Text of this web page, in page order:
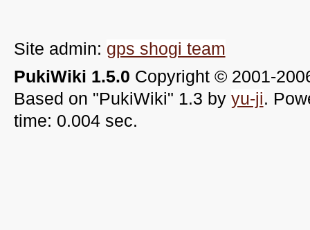
Site admin: gps shogi team
PukiWiki 1.5.0 Copyright © 2001-
Based on "PukiWiki" 1.3 by yu-ji.
time: 0.004 sec.